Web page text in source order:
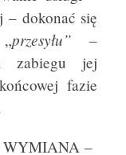
– dokonać się
przesyłu” –
jej
fazie
WYMIANA –